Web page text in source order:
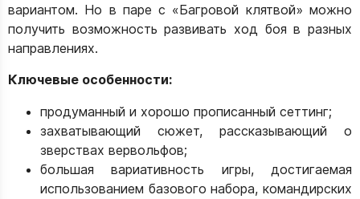
вариантом. Но в паре с «Багровой клятвой» можно
получить возможность развивать ход боя в разных
направлениях.
Ключевые особенности:
продуманный и хорошо прописанный сеттинг;
захватывающий сюжет, рассказывающий о
зверствах вервольфов;
большая вариативность игры, достигаемая
использованием базового набора, командирских